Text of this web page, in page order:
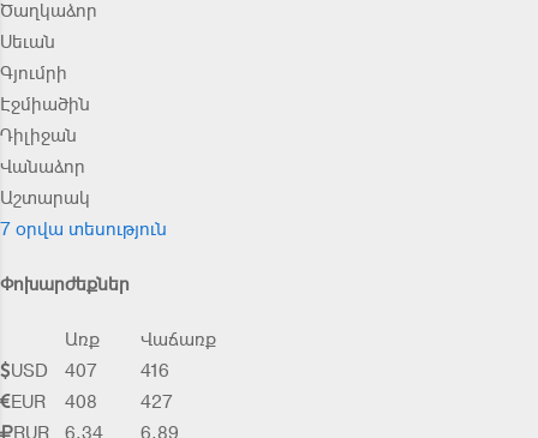
Ծաղկաձոր
Սեւան
Գյումրի
Էջմիածին
Դիլիջան
Վանաձոր
Աշտարակ
7 օրվա տեսություն
Փոխարժեքներ
Առք
Վաճառք
USD
407
416
EUR
408
427
RUR
6.34 6.89